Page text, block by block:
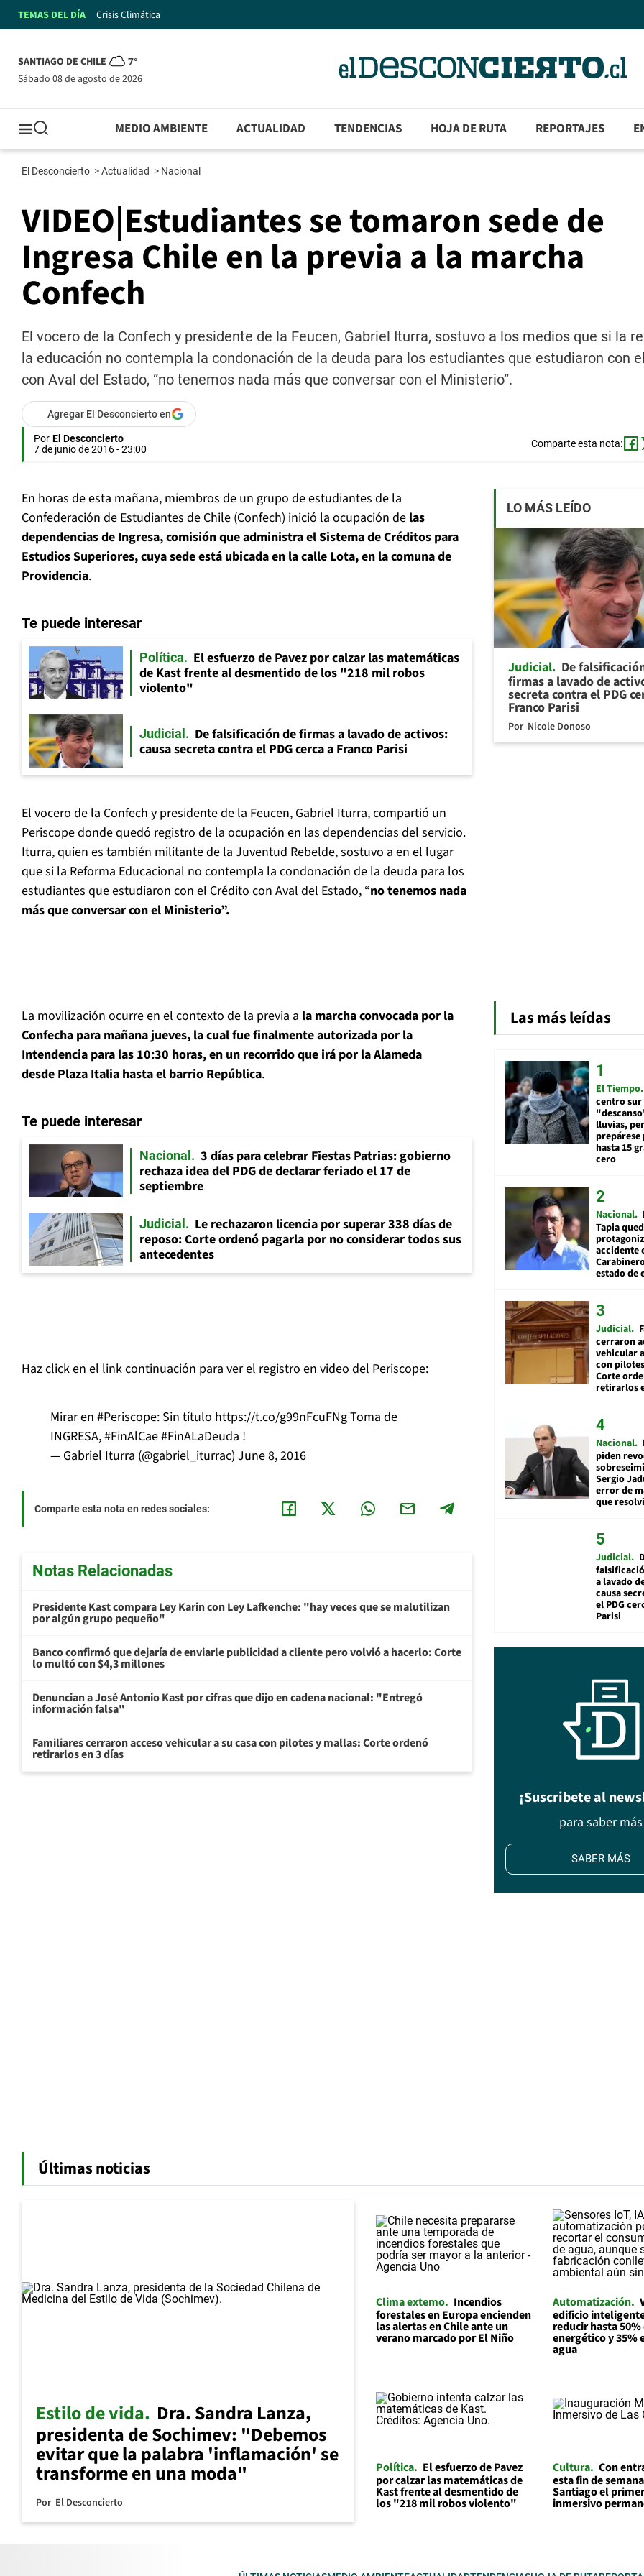
TEMAS DEL DÍA Crisis Climática
SANTIAGO DE CHILE 7°
sábado 08 de agosto de 2026
MEDIO AMBIENTE ACTUALIDAD TENDENCIAS HOJA DE RUTA REPORTAJES
El Desconcierto >Actualidad > Nacional
VIDEO|Estudiantes se tomaron sede de
Ingresa Chile en la previa a la marcha
Confech
El vocero de la Confech y presidente de la Feucen, Gabriel Iturra, sostuvo a los medios que si la
la educación no contempla la condonación de la deuda para los estudiantes que estudiaron con
con Aval del Estado, “no tenemos nada más que conversar con el Ministerio”.
Agregar El Desconcierto en
Por El Desconcierto
7 de junio de 2016 - 23:00
Comparte esta nota:
En horas de esta mañana, miembros de un grupo de estudiantes de la
Confederación de Estudiantes de Chile (Confech) inició la ocupación de las
dependencias de Ingresa, comisión que administra el Sistema de Créditos para
Estudios Superiores, cuya sede está ubicada en la calle Lota, en la comuna de
Providencia.
Te puede interesar
Política
El esfuerzo de Pavez por calzar las matemáticas
de Kast frente al desmentido de los "218 mil robos
violento"
Judicial
De falsificación de firmas a lavado de activos:
causa secreta contra el PDG cerca a Franco Parisi
El vocero de la Confech y presidente de la Feucen, Gabriel Iturra, compartió un
Periscope donde quedó registro de la ocupación en las dependencias del servicio.
Iturra, quien es también militante de la Juventud Rebelde, sostuvo a en el lugar
que si la Reforma Educacional no contempla la condonación de la deuda para los
estudiantes que estudiaron con el Crédito con Aval del Estado, “no tenemos nada
más que conversar con el Ministerio”.
La movilización ocurre en el contexto de la previa a la marcha convocada por la
Confecha para mañana jueves, la cual fue finalmente autorizada por la
Intendencia para las 10:30 horas, en un recorrido que irá por la Alameda
desde Plaza Italia hasta el barrio República.
Te puede interesar
Nacional
3 días para celebrar Fiestas Patrias: gobierno
rechaza idea del PDG de declarar feriado el 17 de
septiembre
Judicial
Le rechazaron licencia por superar 338 días de
reposo: Corte ordenó pagarla por no considerar todos sus
antecedentes
Haz click en el link continuación para ver el registro en video del Periscope:
Mirar en #Periscope: Sin título https://t.co/g99nFcuFNgToma de
INGRESA,#FinAlCae#FinALaDeuda !
— Gabriel Iturra (@gabriel_iturrac) June 8, 2016
Comparte esta nota en redes sociales:
Notas Relacionadas
Presidente Kast compara Ley Karin con Ley Lafkenche: "hay veces que se malutilizan
por algún grupo pequeño"
Banco confirmó que dejaría de enviarle publicidad a cliente pero volvió a hacerlo: Corte
lo multó con $4,3 millones
Denuncian a José Antonio Kast por cifras que dijo en cadena nacional: "Entregó
información falsa"
Familiares cerraron acceso vehicular a su casa con pilotes y mallas: Corte ordenó
retirarlos en 3 días
LO MÁS LEÍDO
Judicial De
firmas a lavado de
secreta contra el PDG
Franco Parisi
Por Nicole Donoso
Las más leídas
El Tiempo
centro
lluvias,
hasta 15
cero
Nacional
Tapia
accidente
estado de
Judicial
cerraron
vehicular
con
Corte
retirarlos
Nacional
piden
Sergio
error de
que
Judicial
a lavado
causa
el PDG
Parisi
¡Suscribete al
para saber más
SABER MÁS
Últimas noticias
Estilo de vida Dra. Sandra Lanza,
presidenta de Sochimev: "Debemos
evitar que la palabra 'inflamación' se
transforme en una moda"
Por El Desconcierto
Clima extemo
Incendios
forestales en Europa encienden
las alertas en Chile ante un
verano marcado por El Niño
Automatización
edificio
reducir hasta
energético y 35%
agua
Política
El esfuerzo de Pavez
por calzar las matemáticas de
Kast frente al desmentido de
los "218 mil robos violento"
Cultura Con
esta fin de
Santiago el
inmersivo